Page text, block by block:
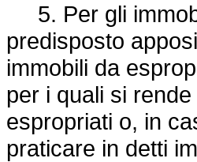
5. Per gli
predisposto
immobili da
per i quali si
espropriati o, in
praticare in detti